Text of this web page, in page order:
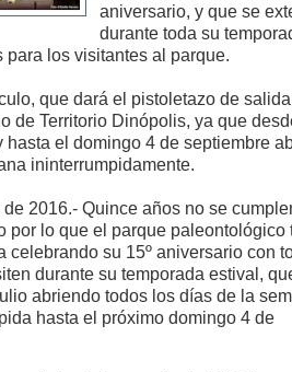
aniversario, y que se
durante toda su
para los visitantes al parque.
que dará el pistoletazo de
de Territorio Dinópolis, ya que
hasta el domingo 4 de septiembre
ininterrumpidamente.
2016.- Quince años no se
por lo que el parque paleontológico
celebrando su 15º aniversario con
durante su temporada estival,
abriendo todos los días de la
hasta el próximo domingo 4 de